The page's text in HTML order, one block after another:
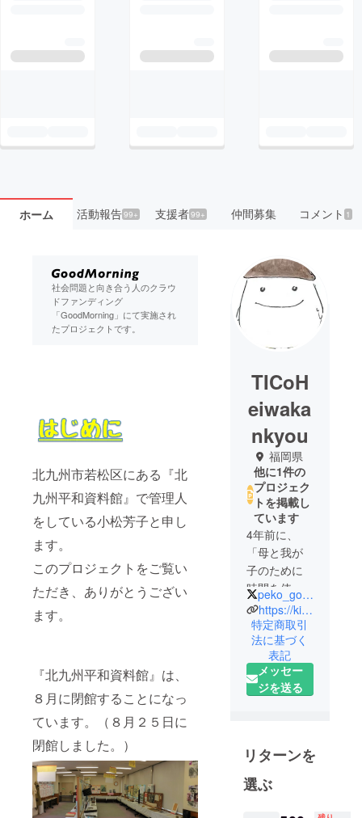
ホーム 活動報告99+ 支援者99+ 仲間募集 コメント 1
社会問題と向き合う人のクラウ
ドファンディング
「GoodMorning」にて実施され
たプロジェクトです。
北九州市若松区にある『北
九州平和資料館』で管理人
をしている小松芳子と申し
ます。
このプロジェクトをご覧い
ただき、ありがとうござい
ます。
『北九州平和資料館』は、
８月に閉館することになっ
ています。（８月２５日に
閉館しました。）
TICoH
eiwaka
nkyou
福岡県
他に1件の
プロジェク
トを掲載し
ています
4年前に、
「母と我が
子のために
時間を使い
たい。」と
小学校教員
を早期退職
しました。
しばらくし
て、「北九
ンティアで
支えること
に。「子ど
peko_gorogoro
https://kitakyushu-heiwa.com/
特定商取引
法に基づく
表記
メッセー
ジを送る
リターンを
選ぶ